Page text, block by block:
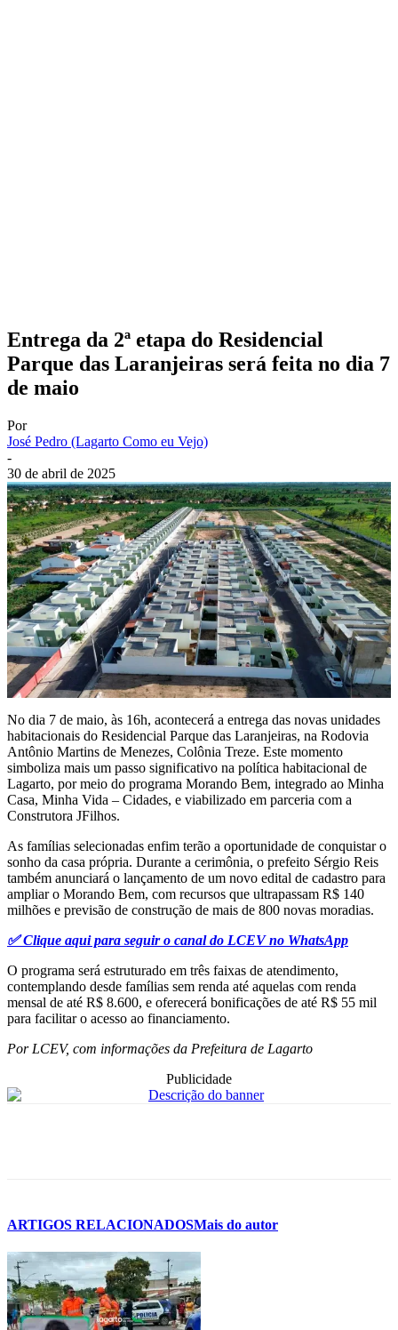
Entrega da 2ª etapa do Residencial
Parque das Laranjeiras será feita no dia 7
de maio
Por
José Pedro (Lagarto Como eu Vejo)
-
30 de abril de 2025
No dia 7 de maio, às 16h, acontecerá a entrega das novas unidades
habitacionais do Residencial Parque das Laranjeiras, na Rodovia
Antônio Martins de Menezes, Colônia Treze. Este momento
simboliza mais um passo significativo na política habitacional de
Lagarto, por meio do programa Morando Bem, integrado ao Minha
Casa, Minha Vida – Cidades, e viabilizado em parceria com a
Construtora JFilhos.
As famílias selecionadas enfim terão a oportunidade de conquistar o
sonho da casa própria. Durante a cerimônia, o prefeito Sérgio Reis
também anunciará o lançamento de um novo edital de cadastro para
ampliar o Morando Bem, com recursos que ultrapassam R$ 140
milhões e previsão de construção de mais de 800 novas moradias.
✅ Clique aqui para seguir o canal do LCEV no WhatsApp
O programa será estruturado em três faixas de atendimento,
contemplando desde famílias sem renda até aquelas com renda
mensal de até R$ 8.600, e oferecerá bonificações de até R$ 55 mil
para facilitar o acesso ao financiamento.
Por LCEV, com informações da Prefeitura de Lagarto
Publicidade
ARTIGOS RELACIONADOSMais do autor